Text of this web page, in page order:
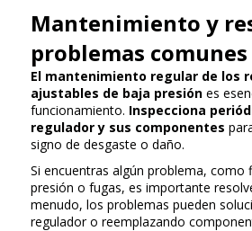
Mantenimiento y
problemas comunes
El mantenimiento regular de los
ajustables de baja presión es
funcionamiento. Inspecciona
regulador y sus componentes
signo de desgaste o daño.
Si encuentras algún problema, como
presión o fugas, es importante
menudo, los problemas pueden
regulador o reemplazando